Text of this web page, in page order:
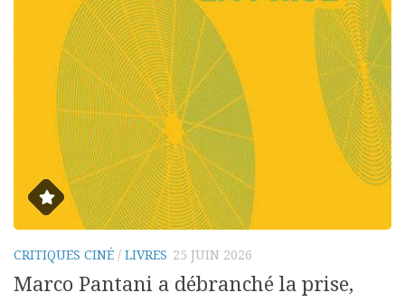
CRITIQUES CINÉ / LIVRES 25 JUIN 2026
Marco Pantani a débranché la prise,